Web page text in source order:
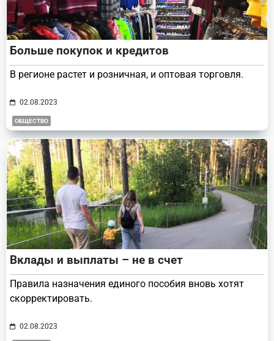
Больше покупок и кредитов
В регионе растет и розничная, и оптовая торговля.
02.08.2023
ОБЩЕСТВО
Вклады и выплаты – не в счет
Правила назначения единого пособия вновь хотят
скорректировать.
02.08.2023